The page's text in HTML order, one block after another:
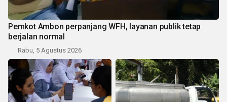
Pemkot Ambon perpanjang WFH, layanan publik tetap
berjalan normal
Rabu, 5 Agustus 2026